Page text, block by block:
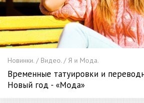
Новинки. / Видео. / Я и Мода.
Временные татуировки и
Новый год - «Мода»